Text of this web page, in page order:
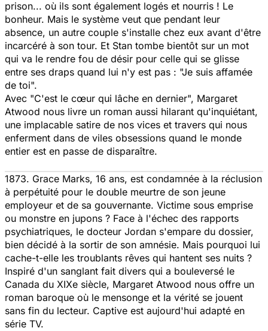
prison... où ils sont également logés et nourris ! Le
bonheur. Mais le système veut que pendant leur
absence, un autre couple s'installe chez eux avant d'être
incarcéré à son tour. Et Stan tombe bientôt sur un mot
qui va le rendre fou de désir pour celle qui se glisse
entre ses draps quand lui n'y est pas : "Je suis affamée
de toi".
Avec "C'est le cœur qui lâche en dernier", Margaret
Atwood nous livre un roman aussi hilarant qu'inquiétant,
une implacable satire de nos vices et travers qui nous
enferment dans de viles obsessions quand le monde
entier est en passe de disparaître.
1873. Grace Marks, 16 ans, est condamnée à la réclusion
à perpétuité pour le double meurtre de son jeune
employeur et de sa gouvernante. Victime sous emprise
ou monstre en jupons ? Face à l'échec des rapports
psychiatriques, le docteur Jordan s'empare du dossier,
bien décidé à la sortir de son amnésie. Mais pourquoi lui
cache-t-elle les troublants rêves qui hantent ses nuits ?
Inspiré d'un sanglant fait divers qui a bouleversé le
Canada du XIXe siècle, Margaret Atwood nous offre un
roman baroque où le mensonge et la vérité se jouent
sans fin du lecteur. Captive est aujourd'hui adapté en
série TV.